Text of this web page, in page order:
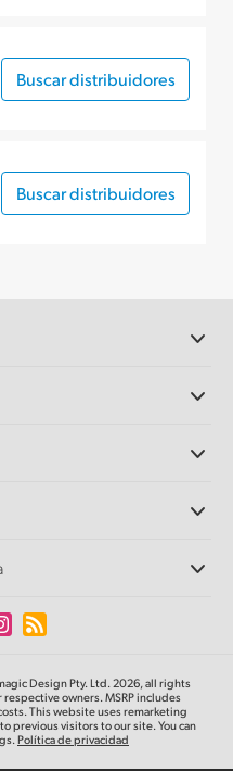
Buscar distribuidores
Buscar distribuidores
Design Pty. Ltd. 2026, all rights
respective owners. MSRP includes
This website uses remarketing
previous visitors to our site.You can
Política de privacidad